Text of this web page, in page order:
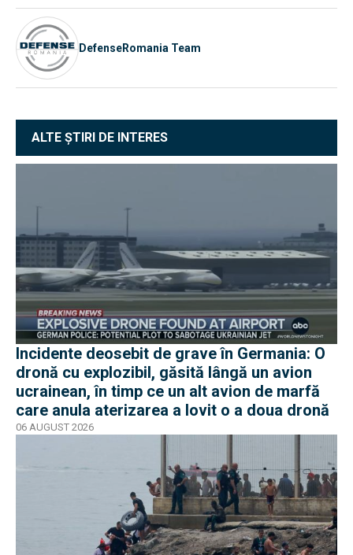
DefenseRomania Team
ALTE ȘTIRI DE INTERES
Incidente deosebit de grave în Germania: O
dronă cu explozibil, găsită lângă un avion
ucrainean, în timp ce un alt avion de marfă
care anula aterizarea a lovit o a doua dronă
06 AUGUST 2026